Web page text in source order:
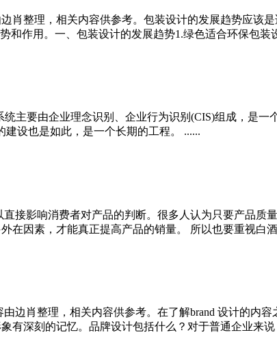
肖整理，相关内容供参考。包装设计的发展趋势应该
作用。一、包装设计的发展趋势1.绿色适合环保包装
统主要由企业理念识别、企业行为识别(CIS)组成，是
设也是如此，是一个长期的工程。 ......
接影响消费者对产品的判断。很多人认为只要产品质
在因素，才能真正提高产品的销量。 所以也要重视白
边肖整理，相关内容供参考。在了解brand 设计的内
有深刻的记忆。品牌设计包括什么？对于普通企业来